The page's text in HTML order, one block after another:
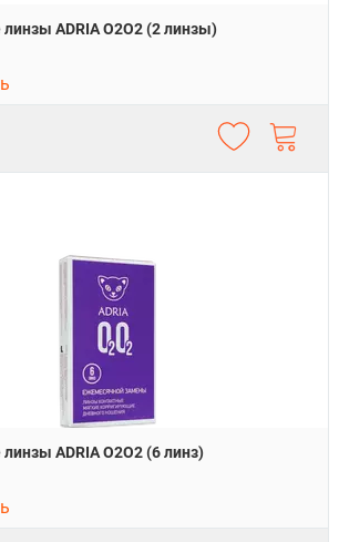
ADRIA O2O2 (2 линзы)
ADRIA O2O2 (6 линз)